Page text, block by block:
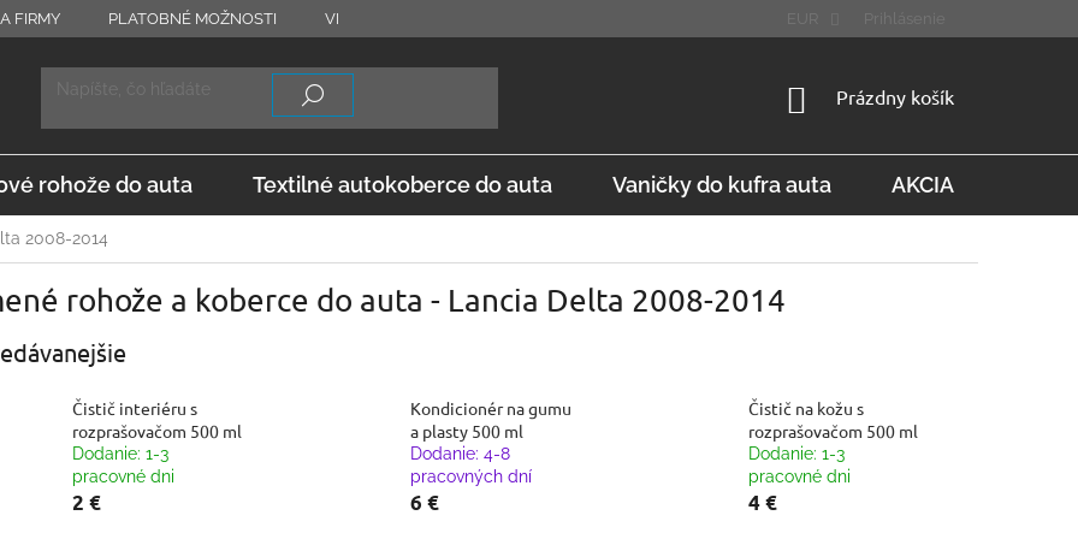
FIRMY PLATOBNÉ MOŽNOSTI VRÁTENIE TOVARU Prihlásenie
NÁKUPNÝ
Prázdny košík
rohože do auta Textilné autokoberce do auta Vaničky do kufra auta AKCIA
2008-2014
rohože a koberce do auta - Lancia Delta 2008-2014
Čistič interiéru s
rozprašovačom 500 ml
Dodanie: 1-3
pracovné dni
2 €
Kondicionér na gumu
a plasty 500 ml
Dodanie: 4-8
pracovných dní
6 €
Čistič na kožu s
rozprašovačom 500 ml
Dodanie: 1-3
pracovné dni
4 €